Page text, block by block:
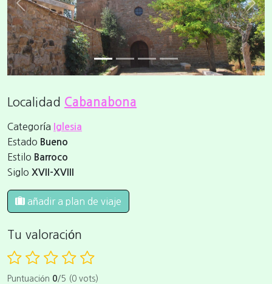
Previous Next
Localidad Cabanabona
Categoría Iglesia
Estado Bueno
Estilo Barroco
Siglo XVII-XVIII
añadir a plan de viaje
Tu valoración
Puntuación 0/5 (0 vots)